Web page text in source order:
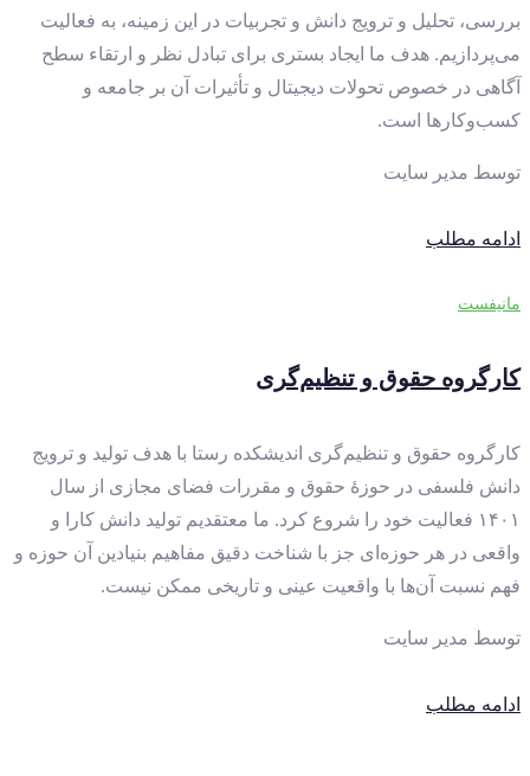
بررسی، تحلیل و ترویج دانش و تجربیات در این زمینه، به فعالیت
می‌پردازیم. هدف ما ایجاد بستری برای تبادل نظر و ارتقاء سطح
آگاهی در خصوص تحولات دیجیتال و تأثیرات آن بر جامعه و
کسب‌وکارها است.
توسط مدیر سایت
ادامه مطلب
مانیفست
کارگروه حقوق و تنظیم‌گری
کارگروه حقوق و تنظیم‌گری اندیشکده رستا با هدف تولید و ترویج
دانش فلسفی در حوزهٔ حقوق و مقررات فضای مجازی از سال
۱۴۰۱ فعالیت خود را شروع کرد. ما معتقدیم تولید دانش کارا و
واقعی در هر حوزه‌ای جز با شناخت دقیق مفاهیم بنیادین آن حوزه و
فهم نسبت آن‌ها با واقعیت عینی و تاریخی ممکن نیست.
توسط مدیر سایت
ادامه مطلب